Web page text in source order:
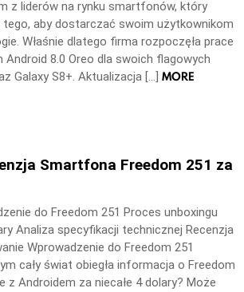
z liderów na rynku smartfonów, który
tego, aby dostarczać swoim użytkownikom
Właśnie dlatego firma rozpoczęła prace
Android 8.0 Oreo dla swoich flagowych
Galaxy S8+. Aktualizacja […] MORE
Smartfona Freedom 251 za
do Freedom 251 Proces unboxingu
Analiza specyfikacji technicznej Recenzja
Wprowadzenie do Freedom 251
cały świat obiegła informacja o Freedom
z Androidem za niecałe 4 dolary? Może